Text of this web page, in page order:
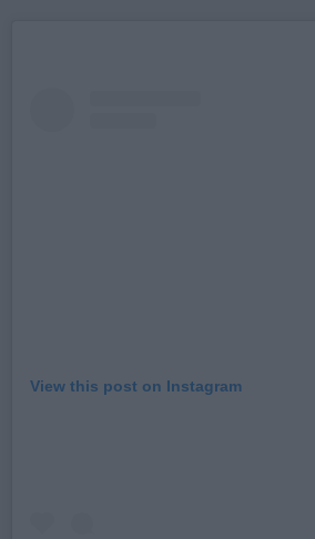
View this post on Instagram